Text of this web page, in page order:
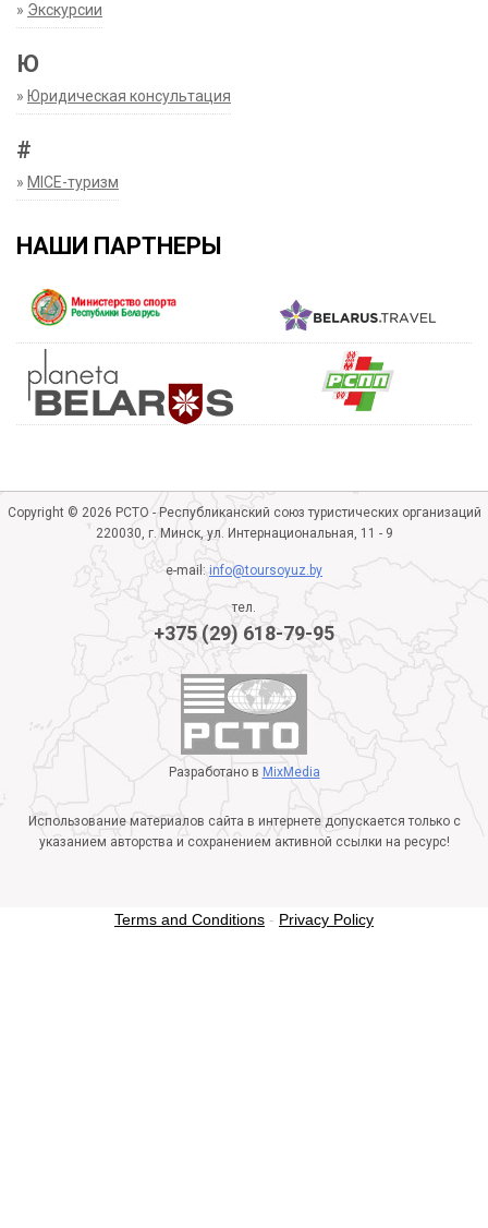
» Экскурсии
Ю
» Юридическая консультация
#
» MICE-туризм
НАШИ ПАРТНЕРЫ
Copyright © 2026 РСТО - Республиканский союз туристических организаций
220030, г. Минск, ул. Интернациональная, 11 - 9
e-mail:info@toursoyuz.by
тел.
+375 (29) 618-79-95
Разработано в MixMedia
Использование материалов сайта в интернете допускается только с
указанием авторства и сохранением активной ссылки на ресурс!
Terms and Conditions - Privacy Policy